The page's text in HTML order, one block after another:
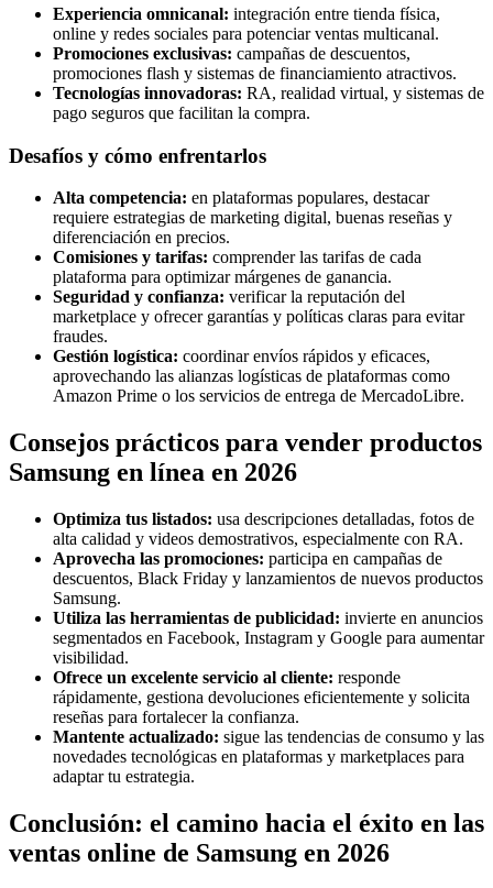
Experiencia omnicanal: integración entre tienda física,
online y redes sociales para potenciar ventas multicanal.
Promociones exclusivas: campañas de descuentos,
promociones flash y sistemas de financiamiento atractivos.
Tecnologías innovadoras: RA, realidad virtual, y sistemas de
pago seguros que facilitan la compra.
Desafíos y cómo enfrentarlos
Alta competencia: en plataformas populares, destacar
requiere estrategias de marketing digital, buenas reseñas y
diferenciación en precios.
Comisiones y tarifas: comprender las tarifas de cada
plataforma para optimizar márgenes de ganancia.
Seguridad y confianza: verificar la reputación del
marketplace y ofrecer garantías y políticas claras para evitar
fraudes.
Gestión logística: coordinar envíos rápidos y eficaces,
aprovechando las alianzas logísticas de plataformas como
Amazon Prime o los servicios de entrega de MercadoLibre.
Consejos prácticos para vender productos
Samsung en línea en 2026
Optimiza tus listados: usa descripciones detalladas, fotos de
alta calidad y videos demostrativos, especialmente con RA.
Aprovecha las promociones: participa en campañas de
descuentos, Black Friday y lanzamientos de nuevos productos
Samsung.
Utiliza las herramientas de publicidad: invierte en anuncios
segmentados en Facebook, Instagram y Google para aumentar
visibilidad.
Ofrece un excelente servicio al cliente: responde
rápidamente, gestiona devoluciones eficientemente y solicita
reseñas para fortalecer la confianza.
Mantente actualizado: sigue las tendencias de consumo y las
novedades tecnológicas en plataformas y marketplaces para
adaptar tu estrategia.
Conclusión: el camino hacia el éxito en las
ventas online de Samsung en 2026